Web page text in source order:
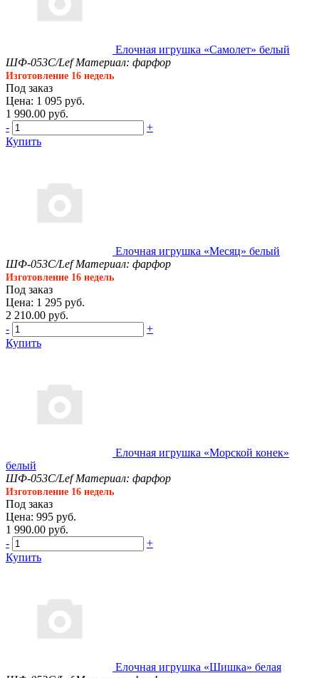
Елочная игрушка «Самолет» белый
ШФ-053С/Lef Материал: фарфор
Изготовление 16 недель
Под заказ
Цена: 1 095 руб.
1 990.00 руб.
-
+
Купить
Елочная игрушка «Месяц» белый
ШФ-053С/Lef Материал: фарфор
Изготовление 16 недель
Под заказ
Цена: 1 295 руб.
2 210.00 руб.
-
+
Купить
Елочная игрушка «Морской конек»
белый
ШФ-053С/Lef Материал: фарфор
Изготовление 16 недель
Под заказ
Цена: 995 руб.
1 990.00 руб.
-
+
Купить
Елочная игрушка «Шишка» белая